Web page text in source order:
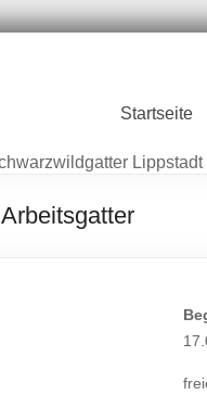
Lippstadt
Startseite
Arbeitsgatter